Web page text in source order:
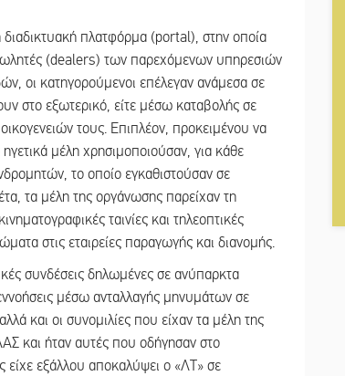
πλατφόρμα (portal), στην οποία
(dealers) των παρεχόμενων υπηρεσιών
οι κατηγορούμενοι επέλεγαν ανάμεσα σε
στο εξωτερικό, είτε μέσω καταβολής σε
τους. Επιπλέον, προκειμένου να
μέλη χρησιμοποιούσαν, για κάθε
το οποίο εγκαθιστούσαν σε
τα μέλη της οργάνωσης παρείχαν τη
ταινίες και τηλεοπτικές
στις εταιρείες παραγωγής και διανομής.
συνδέσεις δηλωμένες σε ανύπαρκτα
μέσω ανταλλαγής μηνυμάτων σε
και οι συνομιλίες που είχαν τα μέλη της
και ήταν αυτές που οδήγησαν στο
εξάλλου αποκαλύψει ο «ΛΤ» σε